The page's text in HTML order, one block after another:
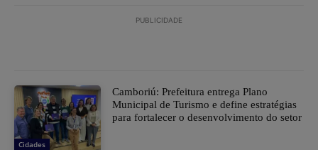
PUBLICIDADE
Cidades
Camboriú: Prefeitura entrega Plano
Municipal de Turismo e define estratégias
para fortalecer o desenvolvimento do setor